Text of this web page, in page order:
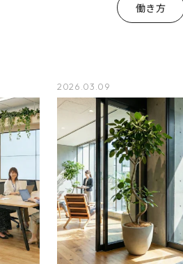
働き方
2026.03.09